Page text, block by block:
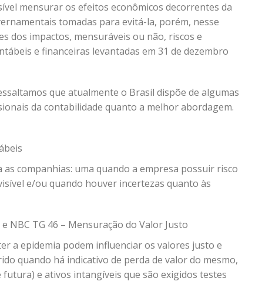
mensurar os efeitos econômicos decorrentes da
tomadas para evitá-la, porém, nesse
dos impactos, mensuráveis ou não, riscos e
e financeiras levantadas em 31 de dezembro
que atualmente o Brasil dispõe de algumas
da contabilidade quanto a melhor abordagem.
companhias: uma quando a empresa possuir risco
e/ou quando houver incertezas quanto às
NBC TG 46 – Mensuração do Valor Justo
a epidemia podem influenciar os valores justo e
quando há indicativo de perda de valor do mesmo,
e ativos intangíveis que são exigidos testes